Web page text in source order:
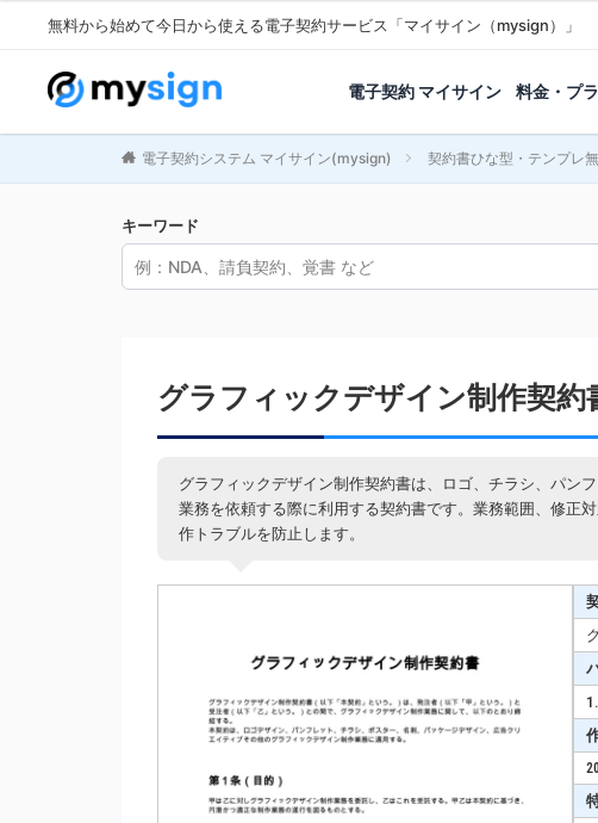
無料から始めて今日から使える電子契約サービス「マイサイン（mysign）」
電子契約 マイサイン 料金・プ
電子契約システム マイサイン(mysign) 契約書ひな型・テンプレ
キーワード
グラフィックデザイン制作契約
グラフィックデザイン制作契約書は、ロゴ、チラシ、パン
業務を依頼する際に利用する契約書です。業務範囲、修正
作トラブルを防止します。